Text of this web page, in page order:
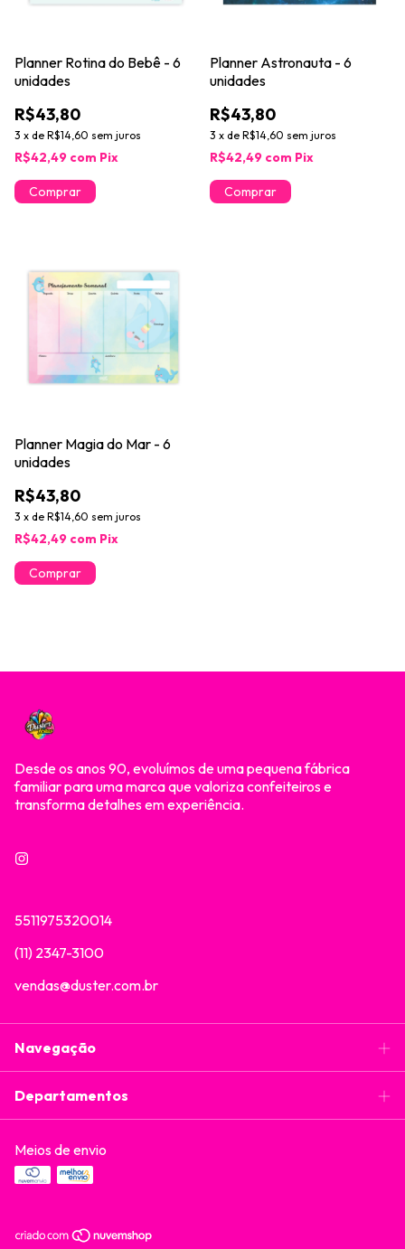
Planner Rotina do Bebê - 6
unidades
R$43,80
3 x de R$14,60 sem juros
R$42,49 com Pix
Planner Astronauta - 6
unidades
R$43,80
3 x de R$14,60 sem juros
R$42,49 com Pix
Planner Magia do Mar - 6
unidades
R$43,80
3 x de R$14,60 sem juros
R$42,49 com Pix
Desde os anos 90, evoluímos de uma pequena fábrica
familiar para uma marca que valoriza confeiteiros e
transforma detalhes em experiência.
5511975320014
(11) 2347-3100
vendas@duster.com.br
Navegação
Departamentos
Meios de envio